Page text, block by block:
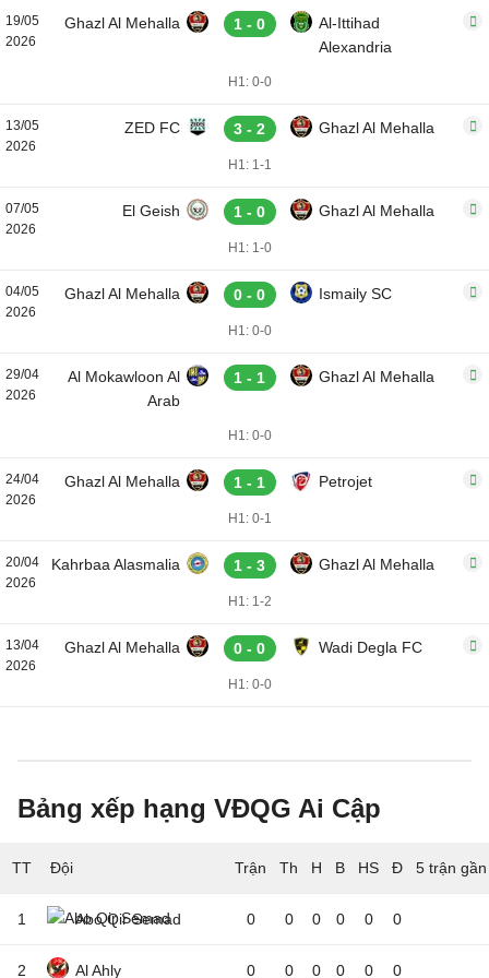
19/05
2026
Ghazl Al Mehalla 1 - 0
Al-Ittihad
Alexandria
H1: 0-0
13/05
2026
ZED FC 3 - 2 Ghazl Al Mehalla
H1: 1-1
07/05
2026
El Geish 1 - 0 Ghazl Al Mehalla
H1: 1-0
04/05
2026
Ghazl Al Mehalla 0 - 0 Ismaily SC
H1: 0-0
29/04
2026
Al Mokawloon Al
Arab
1 - 1 Ghazl Al Mehalla
H1: 0-0
24/04
2026
Ghazl Al Mehalla 1 - 1 Petrojet
H1: 0-1
20/04
2026
Kahrbaa Alasmalia 1 - 3 Ghazl Al Mehalla
H1: 1-2
13/04
2026
Ghazl Al Mehalla 0 - 0 Wadi Degla FC
H1: 0-0
Bảng xếp hạng VĐQG Ai Cập
TT Đội 5 trận
1 Abo Qir Semad 0 0 0 0 0 0
2 Al Ahly 0 0 0 0 0 0